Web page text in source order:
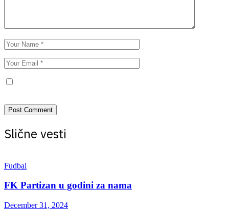
Slične vesti
Fudbal
FK Partizan u godini za nama
December 31, 2024